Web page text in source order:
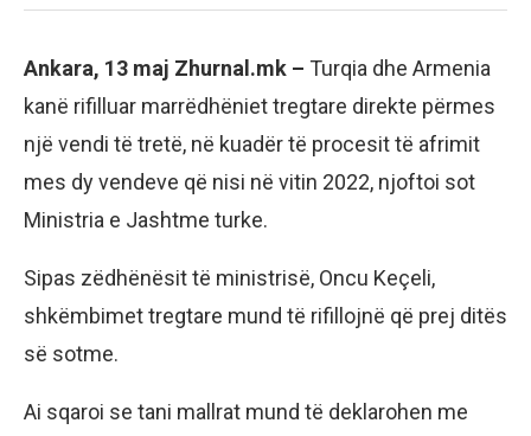
Ankara, 13 maj Zhurnal.mk – Turqia dhe Armenia
kanë rifilluar marrëdhëniet tregtare direkte përmes
një vendi të tretë, në kuadër të procesit të afrimit
mes dy vendeve që nisi në vitin 2022, njoftoi sot
Ministria e Jashtme turke.
Sipas zëdhënësit të ministrisë, Oncu Keçeli,
shkëmbimet tregtare mund të rifillojnë që prej ditës
së sotme.
Ai sqaroi se tani mallrat mund të deklarohen me